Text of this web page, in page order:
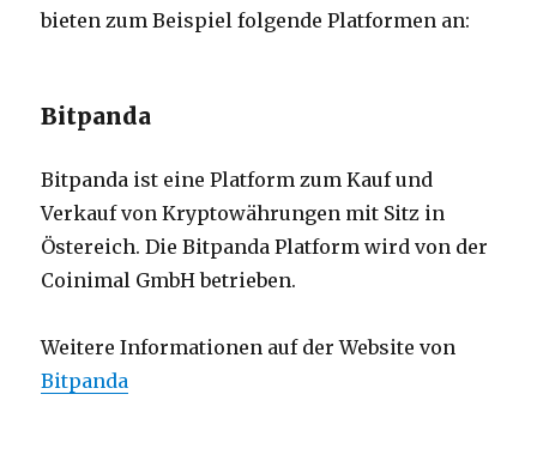
bieten zum Beispiel folgende Platformen an:
Bitpanda
Bitpanda ist eine Platform zum Kauf und
Verkauf von Kryptowährungen mit Sitz in
Östereich. Die Bitpanda Platform wird von der
Coinimal GmbH betrieben.
Weitere Informationen auf der Website von
Bitpanda